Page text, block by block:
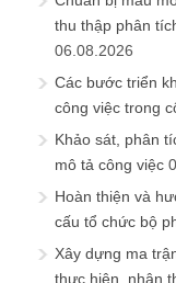
thu thập phân
06.08.2026
Các bước triển
công việc trong
Khảo sát, phân
mô tả công việc
Hoàn thiện và
cấu tổ chức bộ
Xây dựng ma
thực hiện, nhận